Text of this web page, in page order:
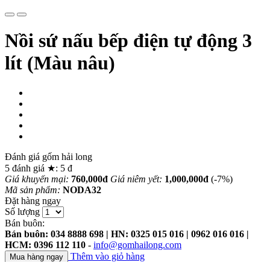
Nồi sứ nấu bếp điện tự động 3
lít (Màu nâu)
Đánh giá gốm hải long
5 đánh giá ★: 5 đ
Giá khuyến mại: 760,000đ Giá niêm yết: 1,000,000đ (-7%)
Mã sản phẩm: NODA32
Đặt hàng ngay
Số lượng
Bán buôn:
Bán buôn: 034 8888 698 | HN: 0325 015 016 | 0962 016 016 |
HCM: 0396 112 110 - info@gomhailong.com
Thêm vào giỏ hàng